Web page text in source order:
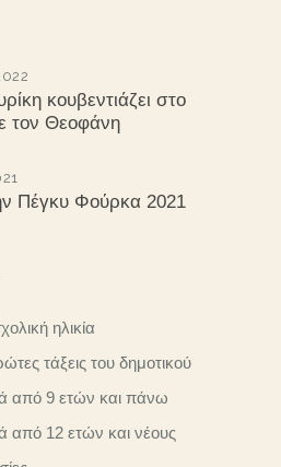
κουβεντιάζει στο
τον Θεοφάνη
Πέγκυ Φούρκα 2021
ηλικία
τάξεις του δημοτικού
από 9 ετών και πάνω
από 12 ετών και νέους